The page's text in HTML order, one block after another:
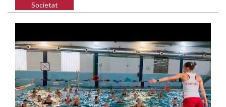
Societat